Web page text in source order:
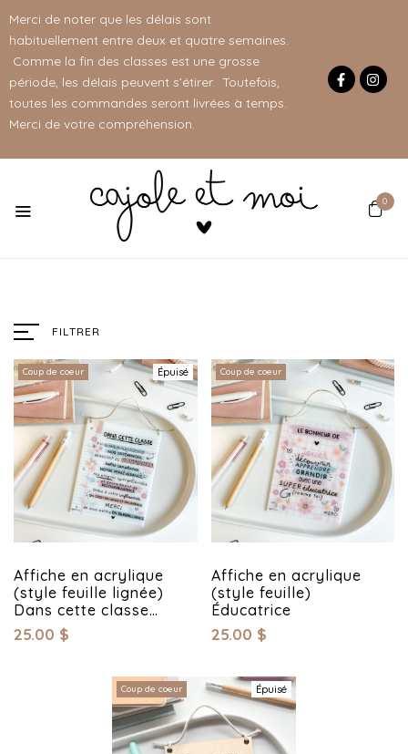
Merci de noter que les délais sont
habituellement entre deux et quatre semaines.
Comme la fin des classes est une grosse
période, les délais peuvent s’étirer. Toutefois,
toutes les commandes seront livrées à temps.
Merci de votre compréhension.
0
FILTRER
Coup de coeur Épuisé
Affiche en acrylique
(style feuille lignée)
Dans cette classe…
25.00 $
Coup de coeur
Affiche en acrylique
(style feuille)
Éducatrice
25.00 $
Coup de coeur Épuisé